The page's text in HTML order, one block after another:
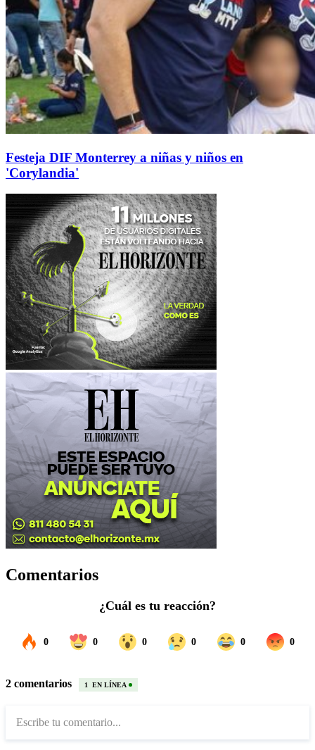
Festeja DIF Monterrey a niñas y niños en
'Corylandia'
Comentarios